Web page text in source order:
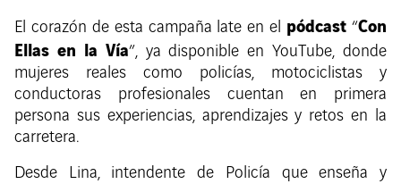
El corazón de esta campaña late en el pódcast “Con
Ellas en la Vía”, ya disponible en YouTube, donde
mujeres reales como policías, motociclistas y
conductoras profesionales cuentan en primera
persona sus experiencias, aprendizajes y retos en la
carretera.
Desde Lina, intendente de Policía que enseña y